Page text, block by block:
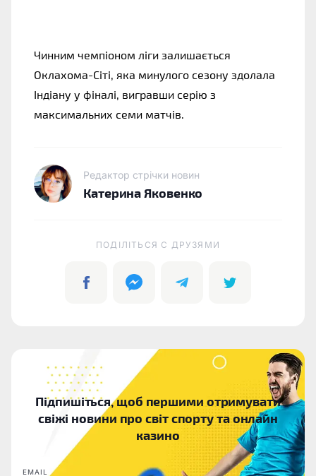
Чинним чемпіоном ліги залишається
Оклахома-Сіті, яка минулого сезону здолала
Індіану у фіналі, вигравши серію з
максимальних семи матчів.
Редактор стрічки новин
Катерина Яковенко
ПОДІЛІТЬСЯ C ДРУЗЯМИ
Підпишіться, щоб першими отримувати
свіжі новини про світ спорту та онлайн
казино
EMAIL